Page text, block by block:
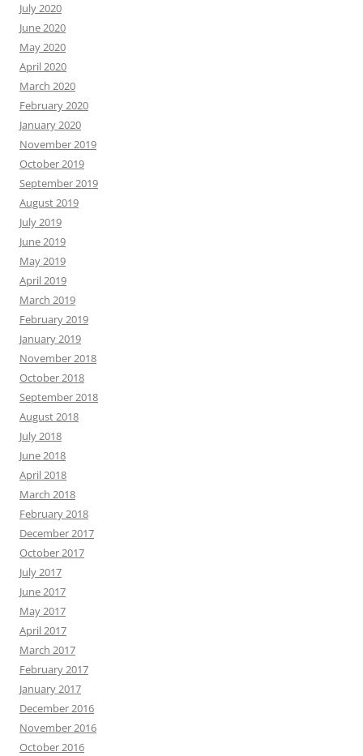
July 2020
June 2020
May 2020
April 2020
March 2020
February 2020
January 2020
November 2019
October 2019
September 2019
August 2019
July 2019
June 2019
May 2019
April 2019
March 2019
February 2019
January 2019
November 2018
October 2018
September 2018
August 2018
July 2018
June 2018
April 2018
March 2018
February 2018
December 2017
October 2017
July 2017
June 2017
May 2017
April 2017
March 2017
February 2017
January 2017
December 2016
November 2016
October 2016